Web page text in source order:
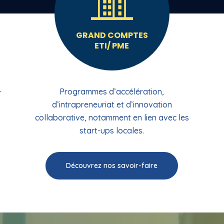
GRAND COMPTES
ETI/ PME
Programmes d’accélération,
d’intrapreneuriat et d’innovation
collaborative, notamment en lien avec les
start-ups locales.
Découvrez nos savoir-faire